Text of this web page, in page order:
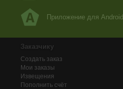
Приложение для Android
Заказчику
Создать заказ
Мои заказы
Извещения
Пополнить счёт